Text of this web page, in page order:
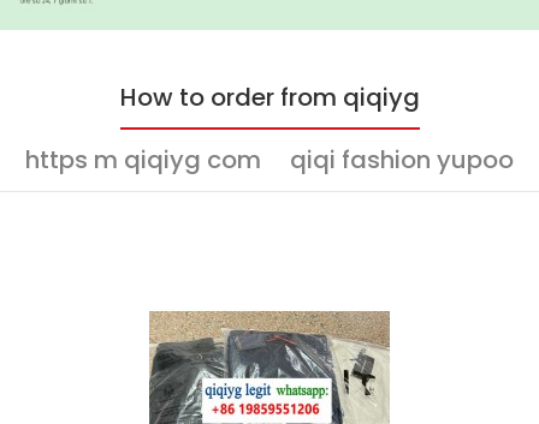
How to order from qiqiyg
https m qiqiyg com
qiqi fashion yupoo